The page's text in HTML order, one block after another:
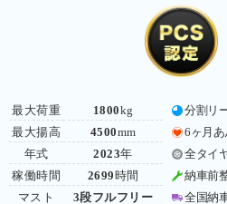
最大荷重
最大揚高
年式
稼働時間
マスト
1800kg
4500mm
2023年
2699 時間
3段フルフリー
分割リ
6ヶ月
全タイ
納車前
全国納